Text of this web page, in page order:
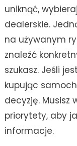
uniknąć,
dealerskie.
na używanym
znaleźć
szukasz. Jeśli
kupując
decyzję. Musisz
priorytety, aby
informacje.